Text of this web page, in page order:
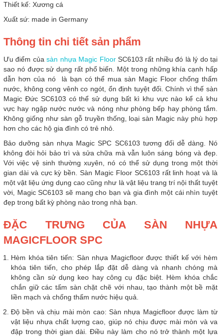
Thiết kế: Xương cá
Xuất sứ: made in Germany
Thông tin chi tiết sản phẩm
Ưu điểm củasàn nhựa Magic FloorSC6103 rất nhiều đó là lý do tại
sao nó được sử dụng rất phổ biến. Một trong những khía cạnh hấp
dẫn hơn của nó là bạn có thể mua sàn Magic Floor chống thấm
nước, không cong vênh co ngót, ổn định tuyệt đối. Chính vì thế sàn
Magic Đức SC6103 có thể sử dụng bất kì khu vực nào kể cả khu
vực hay ngập nước nước và nóng như phòng bếp hay phòng tắm.
Không giống như sàn gỗ truyền thống, loại sàn Magic này phù hợp
hơn cho các hộ gia đình có trẻ nhỏ.
Bảo dưỡng sàn nhựa Magic SPC SC6103 tương đối dễ dàng. Nó
không đòi hỏi bảo trì và sửa chữa mà vẫn luôn sáng bóng và đẹp.
Với việc vệ sinh thường xuyên, nó có thể sử dụng trong một thời
gian dài và cực kỳ bền. Sàn Magic Floor SC6103 rất linh hoạt và là
một vật liệu ứng dụng cao cũng như là vật liệu trang trí nội thất tuyệt
vời, Magic SC6103 sẽ mang cho bạn và gia đình một cái nhìn tuyệt
đẹp trong bất kỳ phòng nào trong nhà bạn.
ĐẶC TRƯNG CỦA SÀN NHỰA
MAGICFLOOR SPC
Hèm khóa tiên tiến: Sàn nhựa Magicfloor được thiết kế với hèm
khóa tiên tiến, cho phép lắp đặt dễ dàng và nhanh chóng mà
không cần sử dụng keo hay công cụ đặc biệt. Hèm khóa chắc
chắn giữ các tấm sàn chặt chẽ với nhau, tạo thành một bề mặt
liền mạch và chống thấm nước hiệu quả.
Độ bền và chịu mài mòn cao: Sàn nhựa Magicfloor được làm từ
vật liệu nhựa chất lượng cao, giúp nó chịu được mài mòn và va
đập trong thời gian dài. Điều này làm cho nó trở thành một lựa